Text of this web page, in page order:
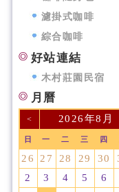
濾掛式咖啡
綜合咖啡
好站連結
木村莊園民宿
月曆
< 2026年8月
日 一 二 三 四
26 27 28 29 30
2
3 4 5 6